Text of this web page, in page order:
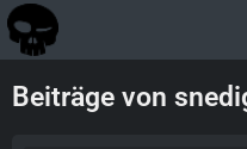
Beiträge von